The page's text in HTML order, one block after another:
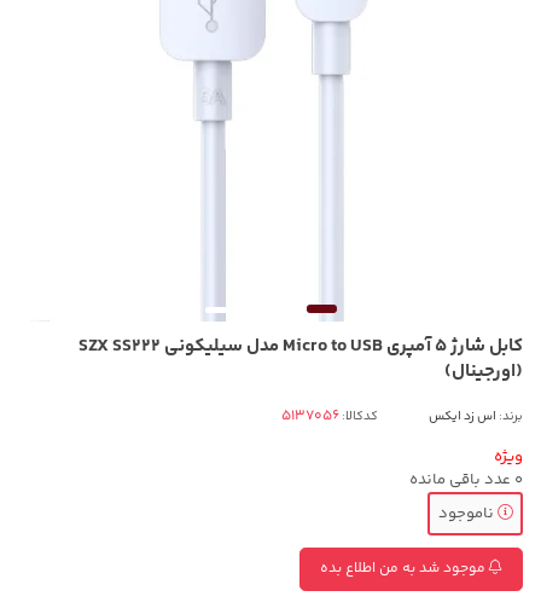
کابل شارژ 5 آمپری Micro to USB مدل سیلیکونی SZX SS222
(اورجینال)
برند: اس زد ایکس کدکالا:
ویژه
0 عدد باقی مانده
ناموجود
موجود شد به من اطلاع بده